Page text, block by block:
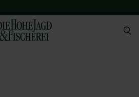
SUCHEN